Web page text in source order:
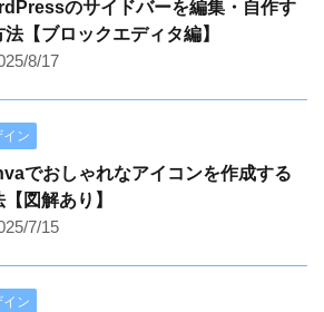
のサイドバーを編集・自作す
法【ブロックエディタ編】
8/17
イン
でおしゃれなアイコンを作成する
図解あり】
7/15
イン